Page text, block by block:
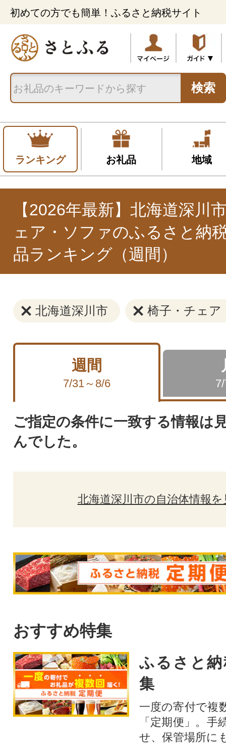
初めての方でも簡単！ふるさと納税サイト
検索
ランキング お礼品 地域
【2026年最新】北海道深川
ェア・ソファのふるさと納
品ランキング（週間）
北海道深川市 椅子・チェア
週間
7/31～8/6
ご指定の条件に一致する情報は
んでした。
北海道深川市の自治体情報を
おすすめ特集
ふるさと
集
一度の寄付で複
「定期便」。
せ、保管場所に